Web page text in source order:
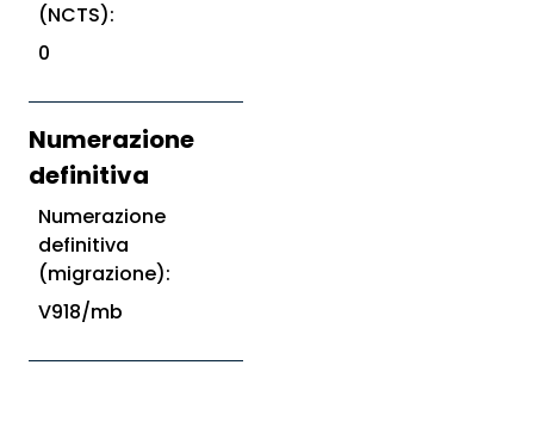
(NCTS):
0
Numerazione
definitiva
Numerazione
definitiva
(migrazione):
V918/mb